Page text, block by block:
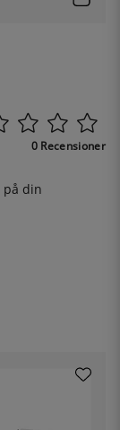
0 Recensioner
på din